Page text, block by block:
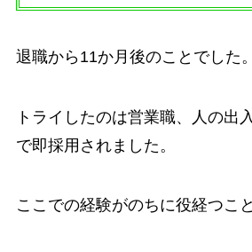
退職から11か月後のことでした。
トライしたのは営業職、人の出
で即採用されました。
ここでの経験がのちに役経つこ